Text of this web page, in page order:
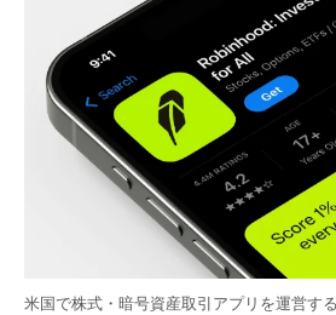
米国で株式・暗号資産取引アプリを運営す